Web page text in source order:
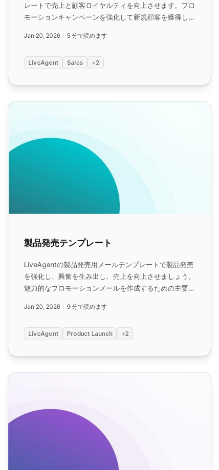
レートで売上と顧客ロイヤルティを向上させます。プロ
モーションキャンペーンを強化して新規顧客を獲得し、
Jan 20, 2026 5 分で読めます
LiveAgent Sales +2
製品発売テンプレート
製品発売テンプレート
LiveAgentの製品発売用メールテンプレートで製品発売
を強化し、興奮を生み出し、売上を向上させましょう。
魅力的なプロモーションメールを作成するための主要な
ディエンスとつながり、成功を推進しましょう。...
Jan 20, 2026 9 分で読めます
LiveAgent Product Launch +2
Eコマース メール テンプレート